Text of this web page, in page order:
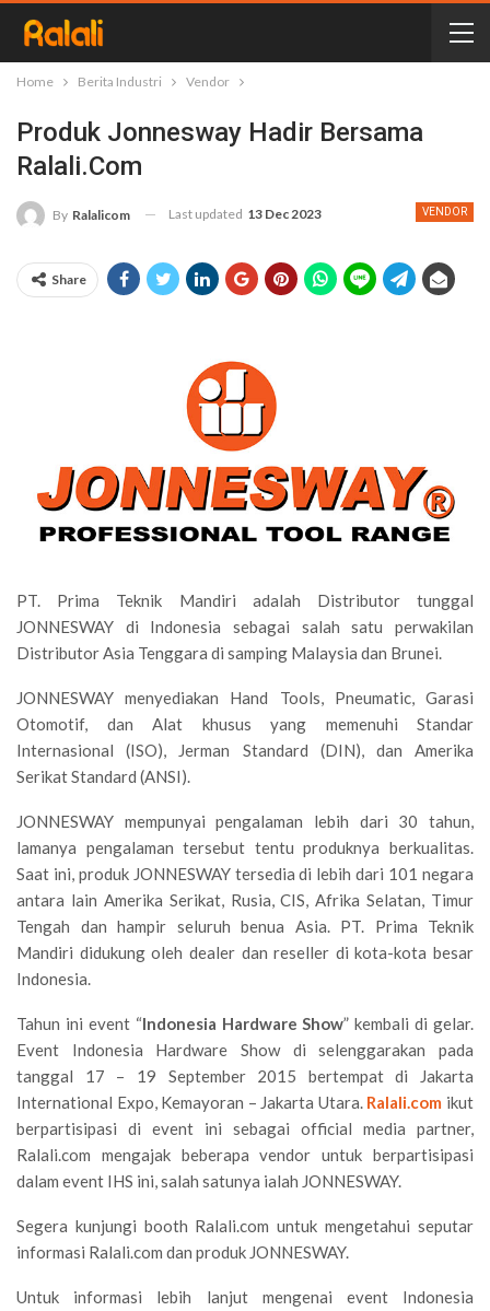
Home Berita Industri Vendor
Produk Jonnesway Hadir Bersama
Ralali.com
VENDOR
By Ralalicom Last updated 13 Dec 2023
Share
PT. Prima Teknik Mandiri adalah Distributor tunggal
JONNESWAY di Indonesia sebagai salah satu perwakilan
Distributor Asia Tenggara di samping Malaysia dan Brunei.
JONNESWAY menyediakan Hand Tools, Pneumatic, Garasi
Otomotif, dan Alat khusus yang memenuhi Standar
Internasional (ISO), Jerman Standard (DIN), dan Amerika
Serikat Standard (ANSI).
JONNESWAY mempunyai pengalaman lebih dari 30 tahun,
lamanya pengalaman tersebut tentu produknya berkualitas.
Saat ini, produk JONNESWAY tersedia di lebih dari 101 negara
antara lain Amerika Serikat, Rusia, CIS, Afrika Selatan, Timur
Tengah dan hampir seluruh benua Asia. PT. Prima Teknik
Mandiri didukung oleh dealer dan reseller di kota-kota besar
Indonesia.
Tahun ini event “Indonesia Hardware Show” kembali di gelar.
Event Indonesia Hardware Show di selenggarakan pada
tanggal 17 – 19 September 2015 bertempat di Jakarta
International Expo, Kemayoran – Jakarta Utara. Ralali.com ikut
berpartisipasi di event ini sebagai official media partner,
Ralali.com mengajak beberapa vendor untuk berpartisipasi
dalam event IHS ini, salah satunya ialah JONNESWAY.
Segera kunjungi booth Ralali.com untuk mengetahui seputar
informasi Ralali.com dan produk JONNESWAY.
Untuk informasi lebih lanjut mengenai event Indonesia